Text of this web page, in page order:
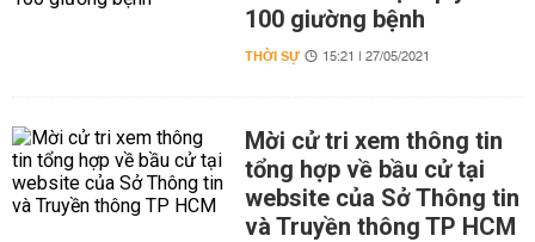
100 giường bệnh
THỜI SỰ 15:21 | 27/05/2021
Mời cử tri xem thông tin
tổng hợp về bầu cử tại
website của Sở Thông tin
và Truyền thông TP HCM